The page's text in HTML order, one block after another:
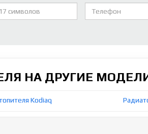
НА ДРУГИЕ МОДЕЛИ
Kodiaq